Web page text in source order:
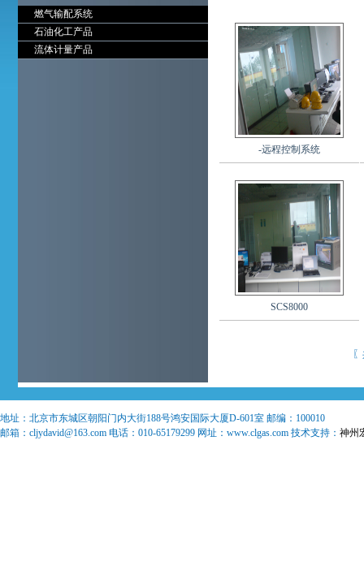
燃气输配系统
石油化工产品
流体计量产品
-远程控制系统
SCS8000
地址： 北京市东城区朝阳门内大街188号鸿安国际大厦D-601室 邮编： 100010
邮箱： cljydavid@163.com 电话： 010-65179299 网址：www.clgas.com 技术支持： 神州